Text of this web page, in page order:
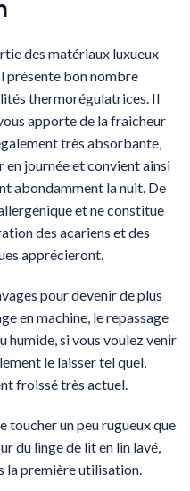
des matériaux luxueux
présente bon nombre
thermorégulatrices. Il
apporte de la fraicheur
très absorbante,
en journée et convient ainsi
abondamment la nuit. De
et ne constitue
des acariens et des
apprécieront.
pour devenir de plus
en machine, le repassage
humide, si vous voulez venir
le laisser tel quel,
froissé très actuel.
toucher un peu rugueux que
du linge de lit en lin lavé,
la première utilisation.